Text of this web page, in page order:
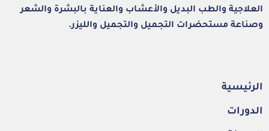
العلاجية والطب البديل والأعشاب والعناية بالبشرة والشعر
وصناعة مستحضرات التجميل والتجميل والليزر.
الرئيسية
الدورات